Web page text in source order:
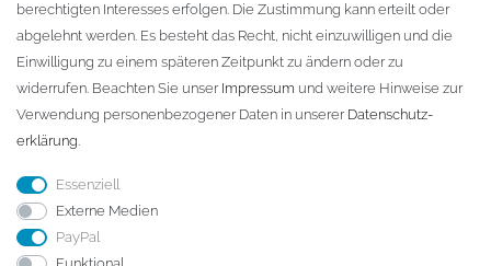
Telefon:+49 (0)3501 507295
info@dach-teufel.de
berechtigten Interesses erfolgen. Die Zustimmung kann erteilt oder
abgelehnt werden. Es besteht das Recht, nicht einzuwilligen und die
Einwilligung zu einem späteren Zeitpunkt zu ändern oder zu
widerrufen. Beachten Sie unser Impressum und weitere Hinweise zur
Verwendung personenbezogener Daten in unserer Daten­schutz­
erklärung.
Essenziell
Externe Medien
PayPal